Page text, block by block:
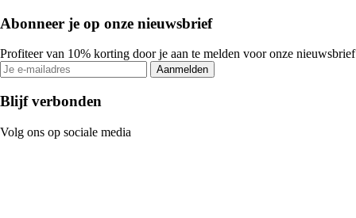
Abonneer je op onze nieuwsbrief
Profiteer van 10% korting door je aan te melden voor onze nieuwsbrief
Aanmelden
Blijf verbonden
Volg ons op sociale media